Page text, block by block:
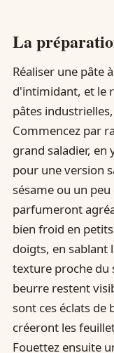
La
Réaliser une pâte
d'intimidant, et le
pâtes
Commencez par
grand saladier, en
pour une version
sésame ou un
parfumeront
bien froid en
doigts, en sablant
texture proche du
beurre restent
sont ces éclats de
créeront les
Fouettez ensuite